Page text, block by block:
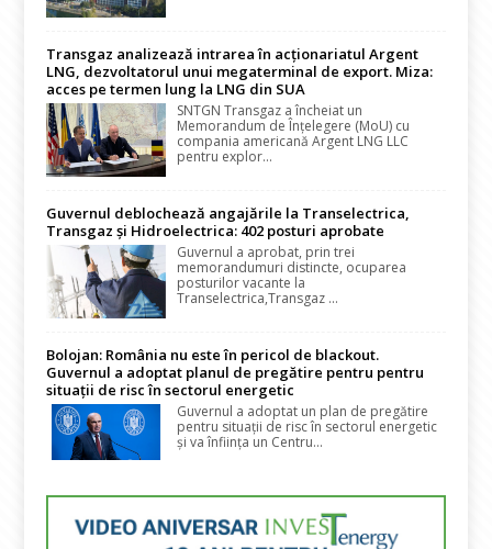
Transgaz analizează intrarea în acționariatul Argent
LNG, dezvoltatorul unui megaterminal de export. Miza:
acces pe termen lung la LNG din SUA
SNTGN Transgaz a încheiat un
Memorandum de Înțelegere (MoU) cu
compania americană Argent LNG LLC
pentru explor...
Guvernul deblochează angajările la Transelectrica,
Transgaz și Hidroelectrica: 402 posturi aprobate
Guvernul a aprobat, prin trei
memorandumuri distincte, ocuparea
posturilor vacante la
Transelectrica,Transgaz ...
Bolojan: România nu este în pericol de blackout.
Guvernul a adoptat planul de pregătire pentru pentru
situații de risc în sectorul energetic
Guvernul a adoptat un plan de pregătire
pentru situații de risc în sectorul energetic
și va înființa un Centru...